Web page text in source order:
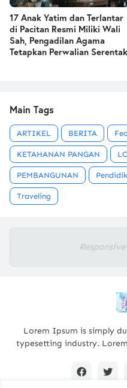
17 Anak Yatim dan Terlantar
di Pacitan Resmi Miliki Wali
Sah, Pengadilan Agama
Tetapkan Perwalian Serentak
Main Tags
ARTIKEL BERITA
KETAHANAN PANGAN
PEMBANGUNAN
Traveling
Lorem Ipsum is simply
typesetting industry.